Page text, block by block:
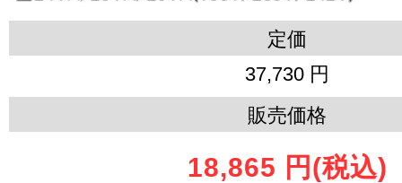
定価
37,730 円
販売価格
18,865 円 (税込)